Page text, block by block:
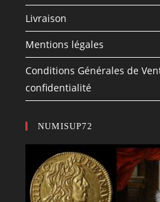
Livraison
Mentions légales
Conditions Générales de
confidentialité
NUMISUP72